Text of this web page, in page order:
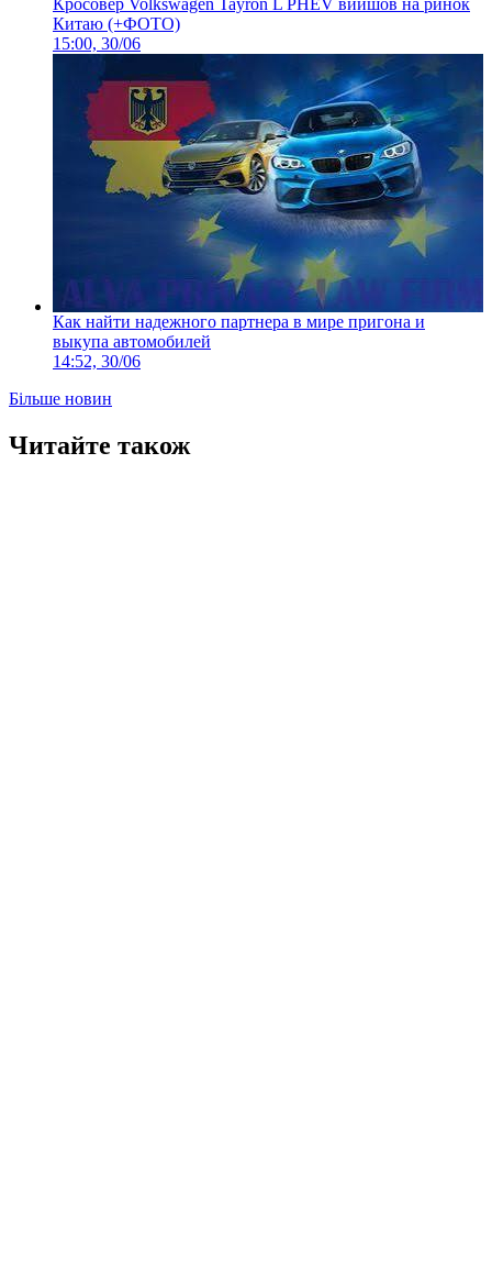
Кросовер Volkswagen Tayron L PHEV вийшов на ринок
Китаю (+ФОТО)
15:00, 30/06
Как найти надежного партнера в мире пригона и
выкупа автомобилей
14:52, 30/06
Більше новин
Читайте також